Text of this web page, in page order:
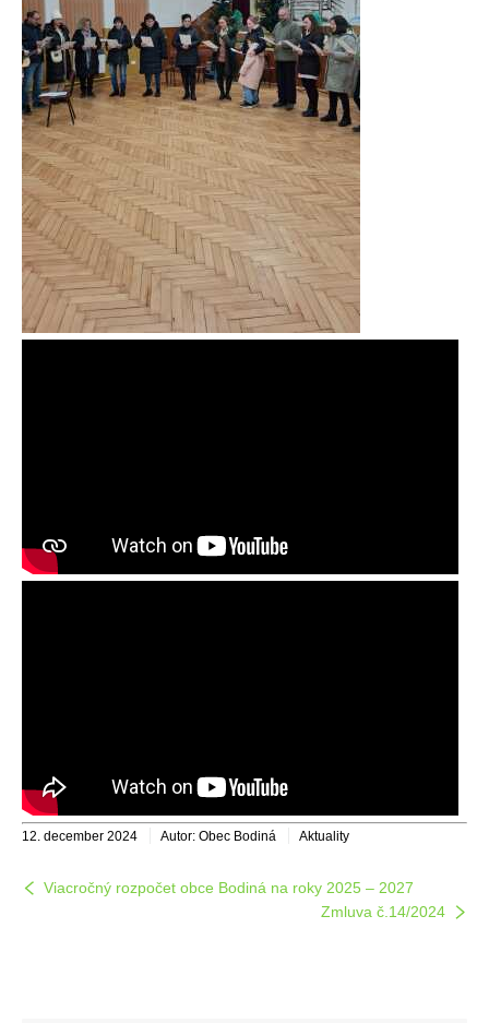
12. december 2024 Autor: Obec Bodiná Aktuality
Viacročný rozpočet obce Bodiná na roky 2025 – 2027
Zmluva č.14/2024